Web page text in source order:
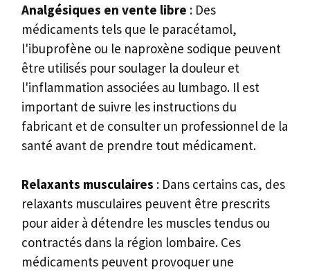
Analgésiques en vente libre : Des
médicaments tels que le paracétamol,
l'ibuprofène ou le naproxène sodique peuvent
être utilisés pour soulager la douleur et
l'inflammation associées au lumbago. Il est
important de suivre les instructions du
fabricant et de consulter un professionnel de la
santé avant de prendre tout médicament.
Relaxants musculaires : Dans certains cas, des
relaxants musculaires peuvent être prescrits
pour aider à détendre les muscles tendus ou
contractés dans la région lombaire. Ces
médicaments peuvent provoquer une